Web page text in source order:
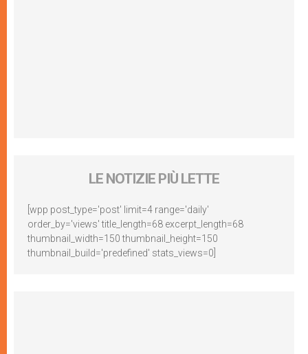
LE NOTIZIE PIÙ LETTE
[wpp post_type='post' limit=4 range='daily'
order_by='views' title_length=68 excerpt_length=68
thumbnail_width=150 thumbnail_height=150
thumbnail_build='predefined' stats_views=0]